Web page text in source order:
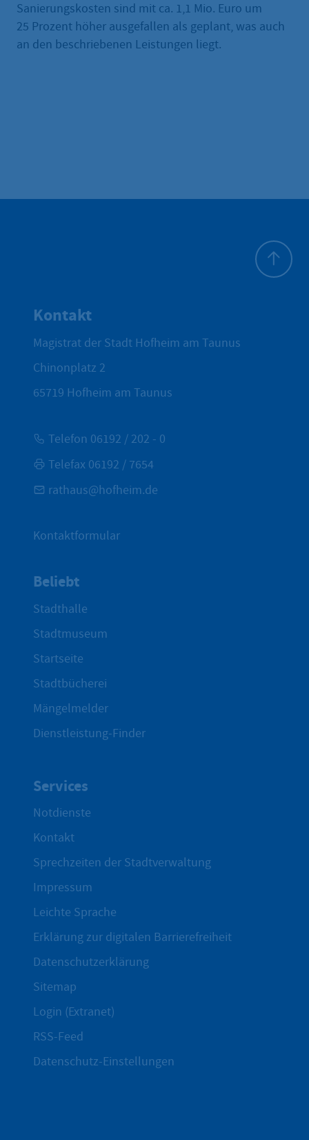
Sanierungskosten sind mit ca. 1,1 Mio. Euro um
25 Prozent höher ausgefallen als geplant, was auch
an den beschriebenen Leistungen liegt.
Kontakt
Magistrat der Stadt Hofheim am Taunus
Chinonplatz 2
65719 Hofheim am Taunus
Telefon 06192 / 202 - 0
Telefax 06192 / 7654
rathaus@hofheim.de
Kontaktformular
Beliebt
Stadthalle
Stadtmuseum
Startseite
Stadtbücherei
Mängelmelder
Dienstleistung-Finder
Services
Notdienste
Kontakt
Sprechzeiten der Stadtverwaltung
Impressum
Leichte Sprache
Erklärung zur digitalen Barrierefreiheit
Datenschutzerklärung
Sitemap
Login (Extranet)
RSS-Feed
Datenschutz-Einstellungen